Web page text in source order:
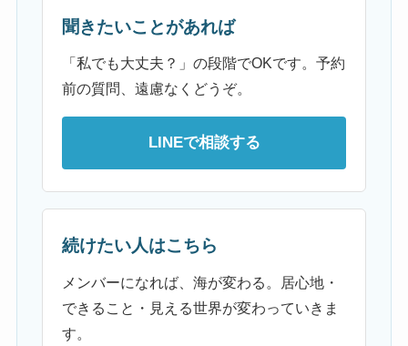
聞きたいことがあれば
「私でも大丈夫？」の段階でOKです。予約
前の質問、遠慮なくどうぞ。
LINEで相談する
続けたい人はこちら
メンバーになれば、海が変わる。居心地・
できること・見える世界が変わっていきま
す。